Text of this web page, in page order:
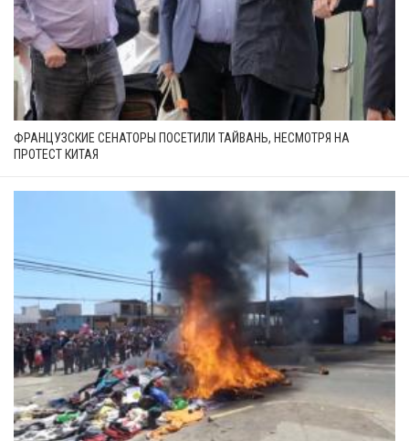
ФРАНЦУЗСКИЕ СЕНАТОРЫ ПОСЕТИЛИ ТАЙВАНЬ, НЕСМОТРЯ НА
ПРОТЕСТ КИТАЯ